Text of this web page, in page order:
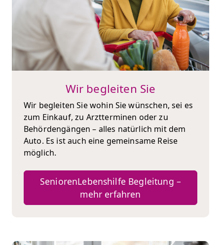
Wir begleiten Sie
Wir begleiten Sie wohin Sie wünschen, sei es
zum Einkauf, zu Arztterminen oder zu
Behördengängen – alles natürlich mit dem
Auto. Es ist auch eine gemeinsame Reise
möglich.
SeniorenLebenshilfe Begleitung –
mehr erfahren